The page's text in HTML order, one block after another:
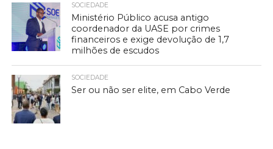
SOCIEDADE
Ministério Público acusa antigo
coordenador da UASE por crimes
financeiros e exige devolução de 1,7
milhões de escudos
SOCIEDADE
Ser ou não ser elite, em Cabo Verde